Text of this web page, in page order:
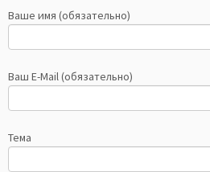
Ваше имя (обязательно)
Ваш E-Mail (обязательно)
Тема